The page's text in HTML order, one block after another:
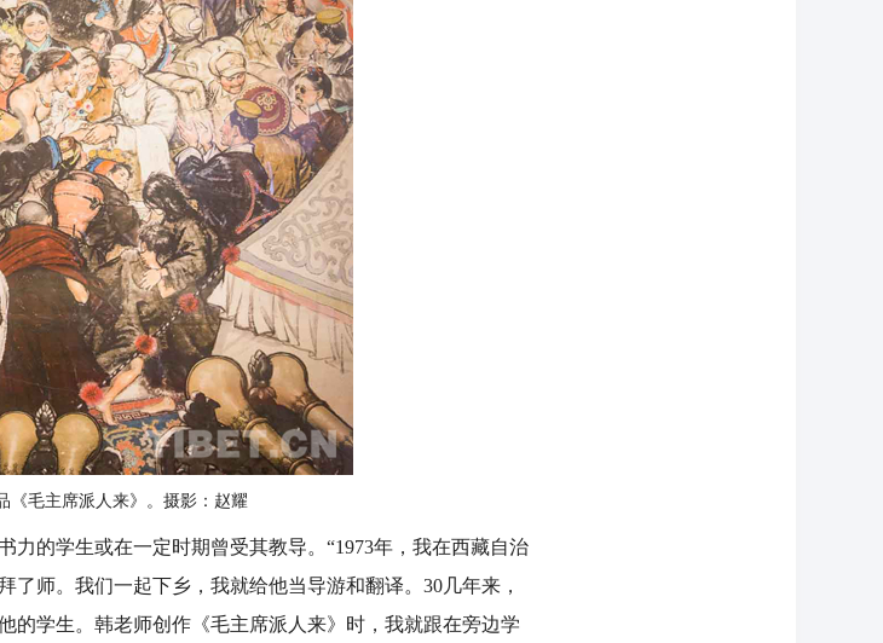
《毛主席派人来》。摄影：赵耀
的学生或在一定时期曾受其教导。“1973年，我在西藏自治
了师。我们一起下乡，我就给他当导游和翻译。30几年来，
的学生。韩老师创作《毛主席派人来》时，我就跟在旁边学